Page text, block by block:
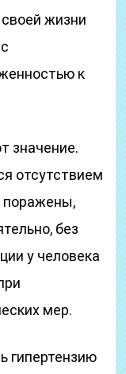
жизни
к
значение.
отсутствием
поражены,
без
у человека
мер.
гипертензию